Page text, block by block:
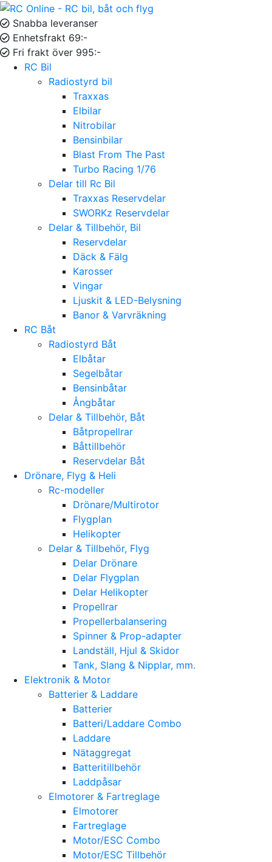
Snabba leveranser
Enhetsfrakt 69:-
Fri frakt över 995:-
RC Bil
Radiostyrd bil
Traxxas
Elbilar
Nitrobilar
Bensinbilar
Blast From The Past
Turbo Racing 1/76
Delar till Rc Bil
Traxxas Reservdelar
SWORKz Reservdelar
Delar & Tillbehör, Bil
Reservdelar
Däck & Fälg
Karosser
Vingar
Ljuskit & LED-Belysning
Banor & Varvräkning
RC Båt
Radiostyrd Båt
Elbåtar
Segelbåtar
Bensinbåtar
Ångbåtar
Delar & Tillbehör, Båt
Båtpropellrar
Båttillbehör
Reservdelar Båt
Drönare, Flyg & Heli
Rc-modeller
Drönare/Multirotor
Flygplan
Helikopter
Delar & Tillbehör, Flyg
Delar Drönare
Delar Flygplan
Delar Helikopter
Propellrar
Propellerbalansering
Spinner & Prop-adapter
Landställ, Hjul & Skidor
Tank, Slang & Nipplar, mm.
Elektronik & Motor
Batterier & Laddare
Batterier
Batteri/Laddare Combo
Laddare
Nätaggregat
Batteritillbehör
Laddpåsar
Elmotorer & Fartreglage
Elmotorer
Fartreglage
Motor/ESC Combo
Motor/ESC Tillbehör